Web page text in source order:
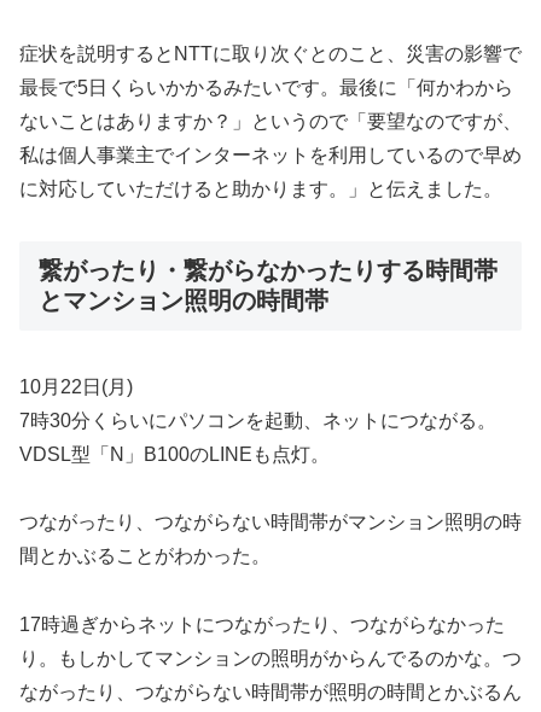
症状を説明するとNTTに取り次ぐとのこと、災害の影響で
最長で5日くらいかかるみたいです。最後に「何かわから
ないことはありますか？」というので「要望なのですが、
私は個人事業主でインターネットを利用しているので早め
に対応していただけると助かります。」と伝えました。
繋がったり・繋がらなかったりする時間帯
とマンション照明の時間帯
10月22日(月)
7時30分くらいにパソコンを起動、ネットにつながる。
VDSL型「N」B100のLINEも点灯。
つながったり、つながらない時間帯がマンション照明の時
間とかぶることがわかった。
17時過ぎからネットにつながったり、つながらなかった
り。もしかしてマンションの照明がからんでるのかな。つ
ながったり、つながらない時間帯が照明の時間とかぶるん